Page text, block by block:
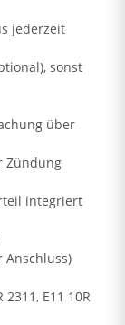
jederzeit
sonst
über
Zündung
integriert
E11 10R